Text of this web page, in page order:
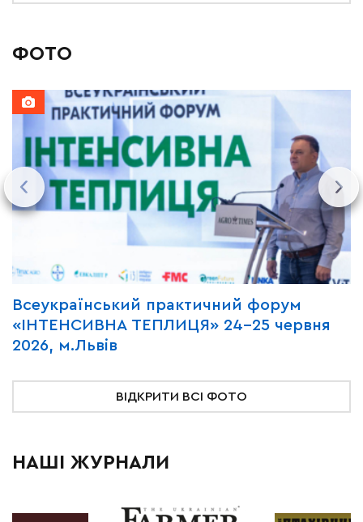
ФОТО
Всеукраїнський практичний форум
«ІНТЕНСИВНА ТЕПЛИЦЯ» 24-25 червня
2026, м.Львів
ВІДКРИТИ ВСІ ФОТО
НАШІ ЖУРНАЛИ